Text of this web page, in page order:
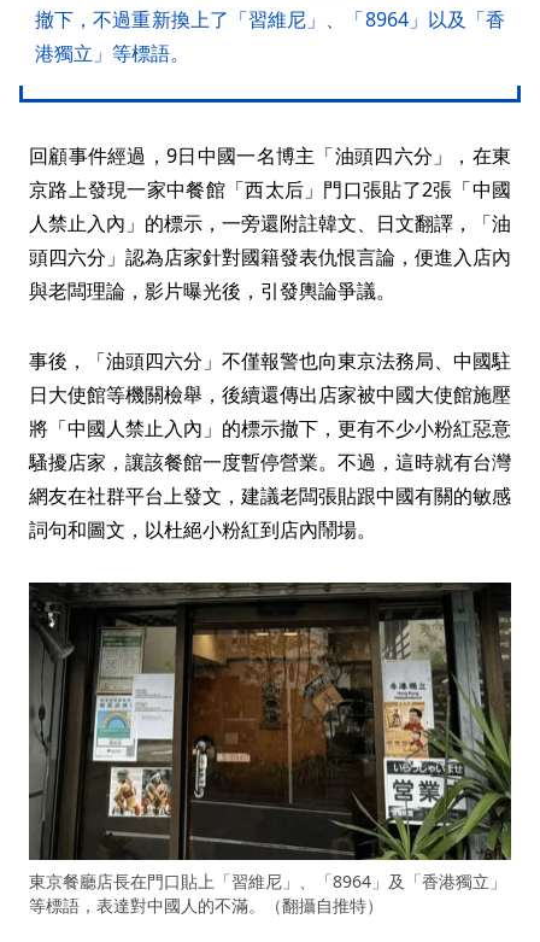
撤下，不過重新換上了「習維尼」、「8964」以及「香
港獨立」等標語。
回顧事件經過，9日中國一名博主「油頭四六分」，在東
京路上發現一家中餐館「西太后」門口張貼了2張「中國
人禁止入內」的標示，一旁還附註韓文、日文翻譯，「油
頭四六分」認為店家針對國籍發表仇恨言論，便進入店內
與老闆理論，影片曝光後，引發輿論爭議。
事後，「油頭四六分」不僅報警也向東京法務局、中國駐
日大使館等機關檢舉，後續還傳出店家被中國大使館施壓
將「中國人禁止入內」的標示撤下，更有不少小粉紅惡意
騷擾店家，讓該餐館一度暫停營業。不過，這時就有台灣
網友在社群平台上發文，建議老闆張貼跟中國有關的敏感
詞句和圖文，以杜絕小粉紅到店內鬧場。
東京餐廳店長在門口貼上「習維尼」、「8964」及「香港獨立」
等標語，表達對中國人的不滿。（翻攝自推特）